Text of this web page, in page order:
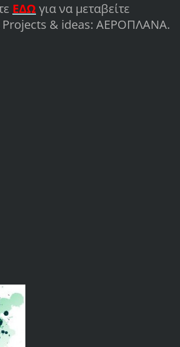
ΕΔΩγια να μεταβείτε
Projects & ideas: ΑΕΡΟΠΛΑΝΑ.